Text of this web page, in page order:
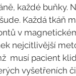
každé
Každá tkáň
v
nejcitlivější
musí pacient
vyšetřeních